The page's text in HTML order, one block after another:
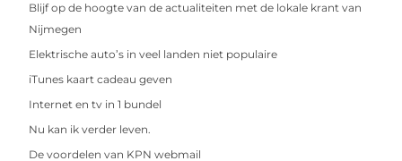
Blijf op de hoogte van de actualiteiten met de lokale krant van
Nijmegen
Elektrische auto’s in veel landen niet populaire
iTunes kaart cadeau geven
Internet en tv in 1 bundel
Nu kan ik verder leven.
De voordelen van KPN webmail